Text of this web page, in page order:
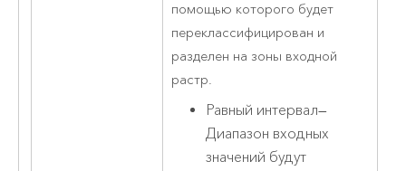
помощью которого будет
переклассифицирован и
разделен на зоны входной
растр.
Равный интервал—
Диапазон входных
значений будут